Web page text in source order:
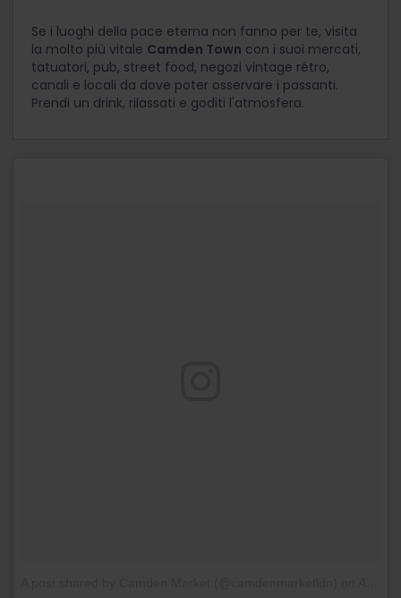
Se i luoghi della pace eterna non fanno per te, visita
la molto più vitale Camden Town con i suoi mercati,
tatuatori, pub, street food, negozi vintage rétro,
canali e locali da dove poter osservare i passanti.
Prendi un drink, rilassati e goditi l'atmosfera.